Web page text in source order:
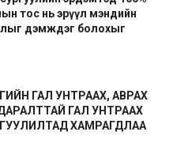
тос нь эрүүл мэндийн
дэмждэг болохыг
ГАЛ УНТРААХ, АВРАХ
ГАЛ УНТРААХ
ХАМРАГДЛАА